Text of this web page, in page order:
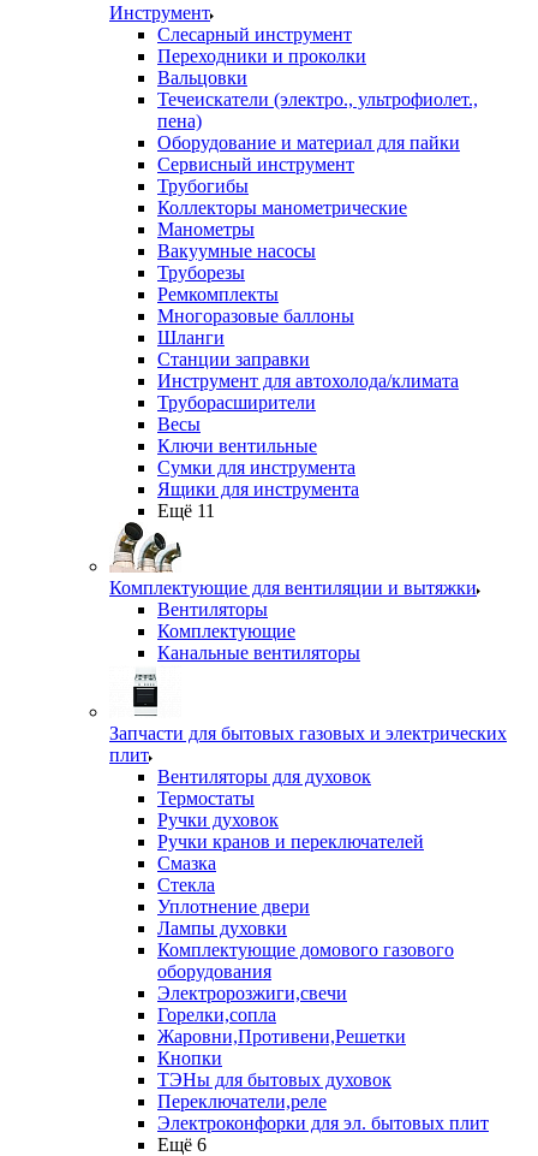
Инструмент
Слесарный инструмент
Переходники и проколки
Вальцовки
Течеискатели (электро., ультрофиолет.,
пена)
Оборудование и материал для пайки
Сервисный инструмент
Трубогибы
Коллекторы манометрические
Манометры
Вакуумные насосы
Труборезы
Ремкомплекты
Многоразовые баллоны
Шланги
Станции заправки
Инструмент для автохолода/климата
Труборасширители
Весы
Ключи вентильные
Сумки для инструмента
Ящики для инструмента
Ещё 11
Комплектующие для вентиляции и вытяжки
Вентиляторы
Комплектующие
Канальные вентиляторы
Запчасти для бытовых газовых и электрических
плит
Вентиляторы для духовок
Термостаты
Ручки духовок
Ручки кранов и переключателей
Смазка
Стекла
Уплотнение двери
Лампы духовки
Комплектующие домового газового
оборудования
Электророзжиги,свечи
Горелки,сопла
Жаровни,Противени,Решетки
Кнопки
ТЭНы для бытовых духовок
Переключатели,реле
Электроконфорки для эл. бытовых плит
Ещё 6